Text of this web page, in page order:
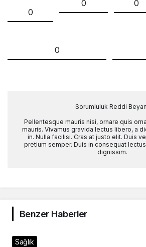
0
0
0
0
Sorumluluk Reddi
Pellentesque mauris nisi, ornare quis
mauris. Vivamus gravida lectus libero, a
in. Nulla facilisi. Cras at justo elit. Duis
pretium semper. Duis in consequat
dignissim.
Benzer Haberler
Sağlık